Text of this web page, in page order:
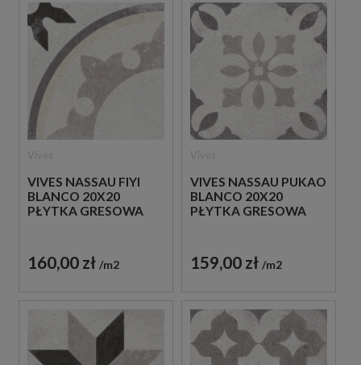
VIVES NASSAU FIYI
BLANCO 20X20
PŁYTKA GRESOWA
160,00 zł m2
VIVES NASSAU PUKAO
BLANCO 20X20
PŁYTKA GRESOWA
159,00 zł m2